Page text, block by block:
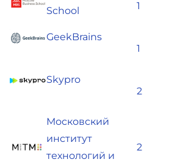
School
1
GeekBrains
1
Skypro
2
Московский
институт
технологий и
2